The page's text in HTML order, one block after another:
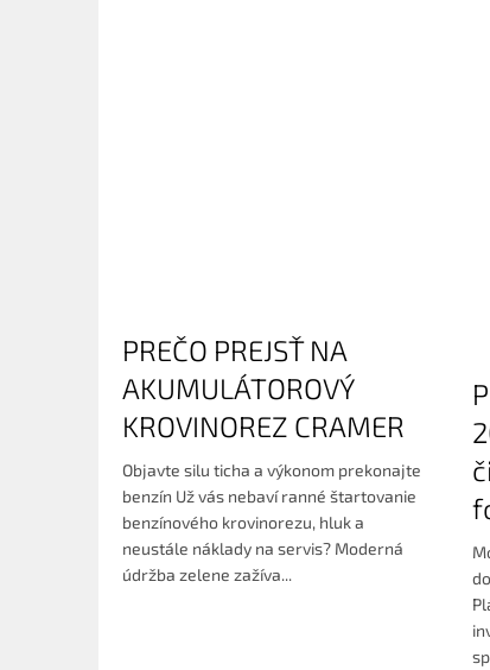
PREČO PREJSŤ NA
AKUMULÁTOROVÝ
KROVINOREZ CRAMER
Objavte silu ticha a výkonom prekonajte
benzín Už vás nebaví ranné štartovanie
benzínového krovinorezu, hluk a
neustále náklady na servis? Moderná
údržba zelene zažíva...